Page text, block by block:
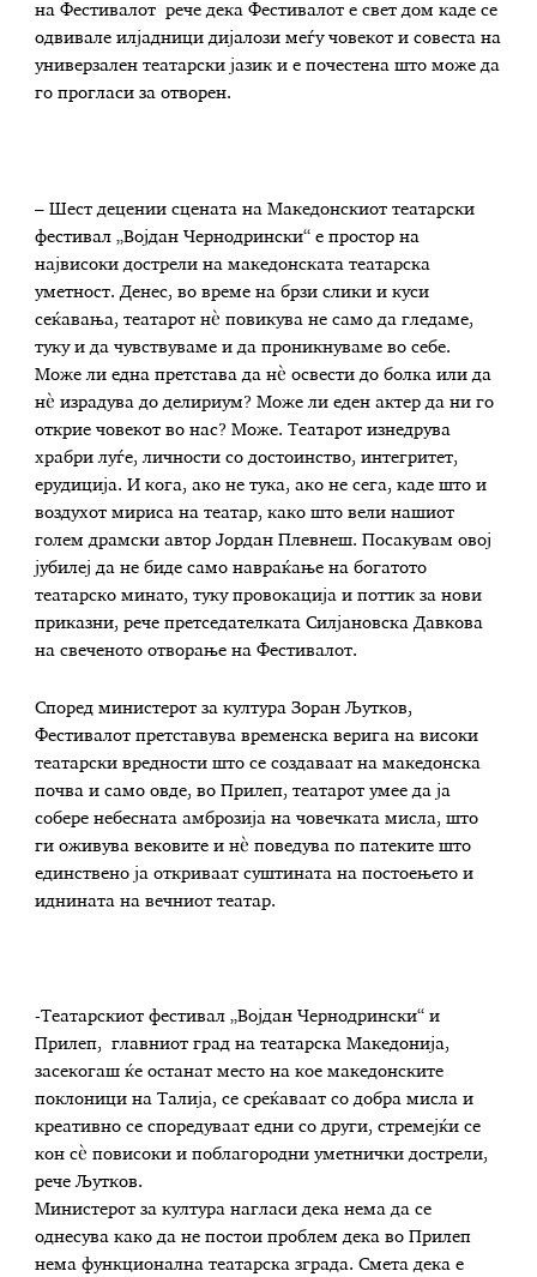
на Фестивалот рече дека Фестивалот е свет дом каде се
одвивале илјадници дијалози меѓу човекот и совеста на
универзален театарски јазик и е почестена што може да
го прогласи за отворен.
– Шест децении сцената на Македонскиот театарски
фестивал „Војдан Чернодрински“ е простор на
највисоки дострели на македонската театарска
уметност. Денес, во време на брзи слики и куси
сеќавања, театарот нè повикува не само да гледаме,
туку и да чувствуваме и да проникнуваме во себе.
Може ли една претстава да нè освести до болка или да
нè израдува до делириум? Може ли еден актер да ни го
открие човекот во нас? Може. Театарот изнедрува
храбри луѓе, личности со достоинство, интегритет,
ерудиција. И кога, ако не тука, ако не сега, каде што и
воздухот мириса на театар, како што вели нашиот
голем драмски автор Јордан Плевнеш. Посакувам овој
јубилеј да не биде само навраќање на богатото
театарско минато, туку провокација и поттик за нови
приказни, рече претседателката Силјановска Давкова
на свеченото отворање на Фестивалот.
Според министерот за култура Зоран Љутков,
Фестивалот претставува временска верига на високи
театарски вредности што се создаваат на македонска
почва и само овде, во Прилеп, театарот умее да ја
собере небесната амброзија на човечката мисла, што
ги оживува вековите и нè поведува по патеките што
единствено ја откриваат суштината на постоењето и
иднината на вечниот театар.
-Театарскиот фестивал „Војдан Чернодрински“ и
Прилеп, главниот град на театарска Македонија,
засекогаш ќе останат место на кое македонските
поклоници на Талија, се среќаваат со добра мисла и
креативно се споредуваат едни со други, стремејќи се
кон сѐ повисоки и поблагородни уметнички дострели,
рече Љутков.
Министерот за култура нагласи дека нема да се
однесува како да не постои проблем дека во Прилеп
нема функционална театарска зграда. Смета дека е